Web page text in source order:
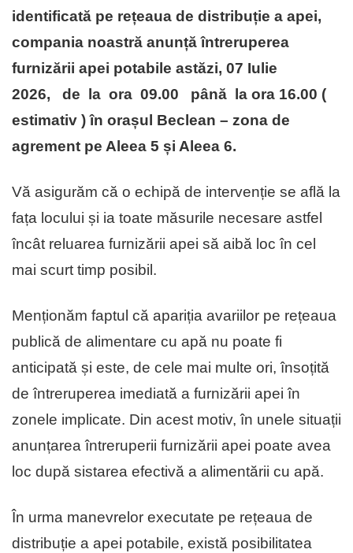
identificată pe rețeaua de distribuție a apei,
compania noastră anunțăîntreruperea
furnizării apei potabile astăzi, 07 Iulie
2026, de la ora 09.00 până la ora 16.00 (
estimativ ) în orașul Beclean – zona de
agrement pe Aleea 5 și Aleea 6.
Vă asigurăm că o echipă de intervenție se află la
fața locului și ia toate măsurile necesare astfel
încât reluarea furnizării apei să aibă loc în cel
mai scurt timp posibil.
Menționăm faptul că apariția avariilor pe rețeaua
publică de alimentare cu apă nu poate fi
anticipată și este, de cele mai multe ori, însoțită
de întreruperea imediată a furnizării apei în
zonele implicate. Din acest motiv, în unele situații
anunțarea întreruperii furnizării apei poate avea
loc după sistarea efectivă a alimentării cu apă.
În urma manevrelor executate pe rețeaua de
distribuție a apei potabile, există posibilitatea